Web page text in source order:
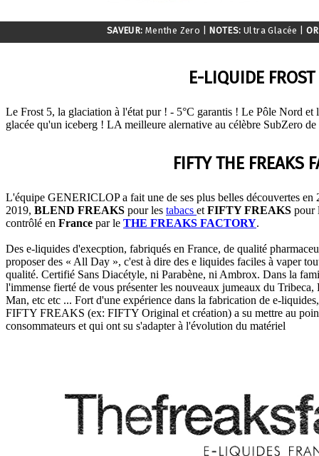
SAVEUR: Menthe Zero NOTES: Ultra Glacée
E-LIQUIDE FROST
Le Frost 5, la glaciation à l'état pur ! - 5°C garantis ! Le Pôle Nord
glacée qu'un iceberg ! LA meilleure alernative au célèbre SubZero
FIFTY THE FREAKS
L'équipe GENERICLOP a fait une de ses plus belles découvertes en
2019, BLEND FREAKS pour les tabacs et FIFTY FREAKS pour
contrôlé en France par le THE FREAKS FACTORY.
Des e-liquides d'execption, fabriqués en France, de qualité
proposer des « All Day », c'est à dire des e liquides faciles à vaper
qualité. Certifié Sans Diacétyle, ni Parabène, ni Ambrox. Dans la
l'immense fierté de vous présenter les nouveaux jumeaux du
Man, etc etc ... Fort d'une expérience dans la fabrication de e-
FIFTY FREAKS (ex: FIFTY Original et création) a su mettre au
consommateurs et qui ont su s'adapter à l'évolution du matériel